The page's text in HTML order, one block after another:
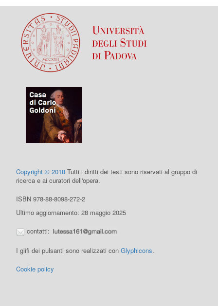
Copyright © 2018 Tutti i diritti dei testi sono riservati al gruppo di
ricerca e ai curatori dell'opera.
ISBN 978-88-8098-272-2
Ultimo aggiornamento: 28 maggio 2025
contatti:
I glifi dei pulsanti sono realizzati conGlyphicons.
Cookie policy